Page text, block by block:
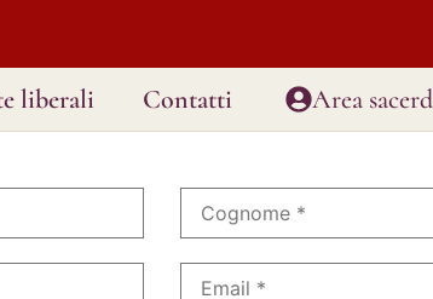
liberali Contatti Area